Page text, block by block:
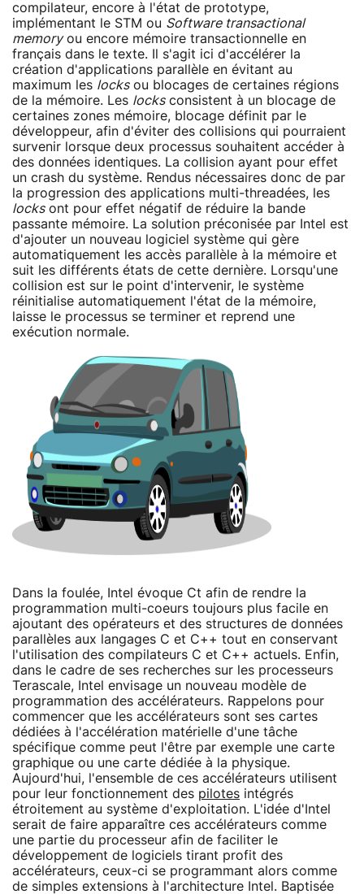
compilateur, encore à l'état de prototype,
implémentant le STM ou Software transactional
memoryou encore mémoire transactionnelle en
français dans le texte. Il s'agit ici d'accélérer la
création d'applications parallèle en évitant au
maximum les locksou blocages de certaines régions
de la mémoire. Les locksconsistent à un blocage de
certaines zones mémoire, blocage définit par le
développeur, afin d'éviter des collisions qui pourraient
survenir lorsque deux processus souhaitent accéder à
des données identiques. La collision ayant pour effet
un crash du système. Rendus nécessaires donc de par
la progression des applications multi-threadées, les
locksont pour effet négatif de réduire la bande
passante mémoire. La solution préconisée par Intel est
d'ajouter un nouveau logiciel système qui gère
automatiquement les accès parallèle à la mémoire et
suit les différents états de cette dernière. Lorsqu'une
collision est sur le point d'intervenir, le système
réinitialise automatiquement l'état de la mémoire,
laisse le processus se terminer et reprend une
exécution normale.
Dans la foulée, Intel évoque Ct afin de rendre la
programmation multi-coeurs toujours plus facile en
ajoutant des opérateurs et des structures de données
parallèles aux langages C et C++ tout en conservant
l'utilisation des compilateurs C et C++ actuels. Enfin,
dans le cadre de ses recherches sur les processeurs
Terascale, Intel envisage un nouveau modèle de
programmation des accélérateurs. Rappelons pour
commencer que les accélérateurs sont ses cartes
dédiées à l'accélération matérielle d'une tâche
spécifique comme peut l'être par exemple une carte
graphique ou une carte dédiée à la physique.
Aujourd'hui, l'ensemble de ces accélérateurs utilisent
pour leur fonctionnement des pilotes intégrés
étroitement au système d'exploitation. L'idée d'Intel
serait de faire apparaître ces accélérateurs comme
une partie du processeur afin de faciliter le
développement de logiciels tirant profit des
accélérateurs, ceux-ci se programmant alors comme
de simples extensions à l'architecture Intel. Baptisée